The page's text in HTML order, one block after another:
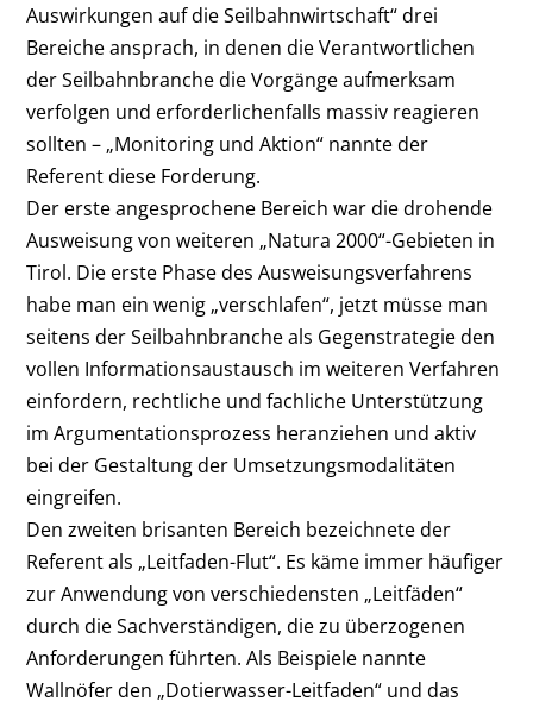
Auswirkungen auf die Seilbahnwirtschaft“ drei
Bereiche ansprach, in denen die Verantwortlichen
der Seilbahnbranche die Vorgänge aufmerksam
verfolgen und erforderlichenfalls massiv reagieren
sollten – „Monitoring und Aktion“ nannte der
Referent diese Forderung.
Der erste angesprochene Bereich war die drohende
Ausweisung von weiteren „Natura 2000“-Gebieten in
Tirol. Die erste Phase des Ausweisungsverfahrens
habe man ein wenig „verschlafen“, jetzt müsse man
seitens der Seilbahnbranche als Gegenstrategie den
vollen Informationsaustausch im weiteren Verfahren
einfordern, rechtliche und fachliche Unterstützung
im Argumentationsprozess heranziehen und aktiv
bei der Gestaltung der Umsetzungsmodalitäten
eingreifen.
Den zweiten brisanten Bereich bezeichnete der
Referent als „Leitfaden-Flut“. Es käme immer häufiger
zur Anwendung von verschiedensten „Leitfäden“
durch die Sachverständigen, die zu überzogenen
Anforderungen führten. Als Beispiele nannte
Wallnöfer den „Dotierwasser-Leitfaden“ und das